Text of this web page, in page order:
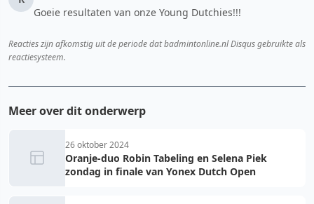
Goeie resultaten van onze Young Dutchies!!!
Reacties zijn afkomstig uit de periode dat badmintonline.nl Disqus gebruikte als
reactiesysteem.
Meer over dit onderwerp
26 oktober 2024
Oranje-duo Robin Tabeling en Selena Piek
zondag in finale van Yonex Dutch Open